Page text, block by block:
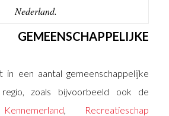
Nederland.
in een aantal gemeenschappelijke
zoals bijvoorbeeld ook de
Recreatieschap